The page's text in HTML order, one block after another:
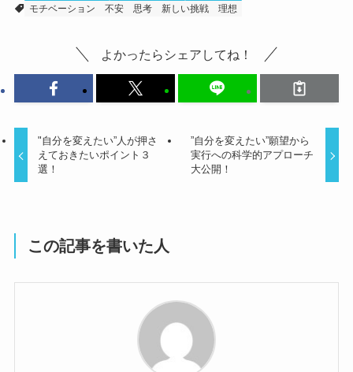
モチベーション
不安 思考 新しい挑戦 理想
よかったらシェアしてね！
"自分を変えたい”人が押さ
えておきたいポイント３
選！
”自分を変えたい”願望から
実行への科学的アプローチ
大公開！
この記事を書いた人